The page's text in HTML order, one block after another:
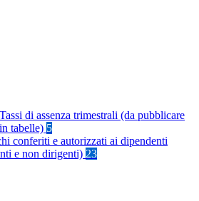
Tassi di assenza trimestrali (da pubblicare
in tabelle) 5
conferiti e autorizzati ai dipendenti
e non dirigenti) 23